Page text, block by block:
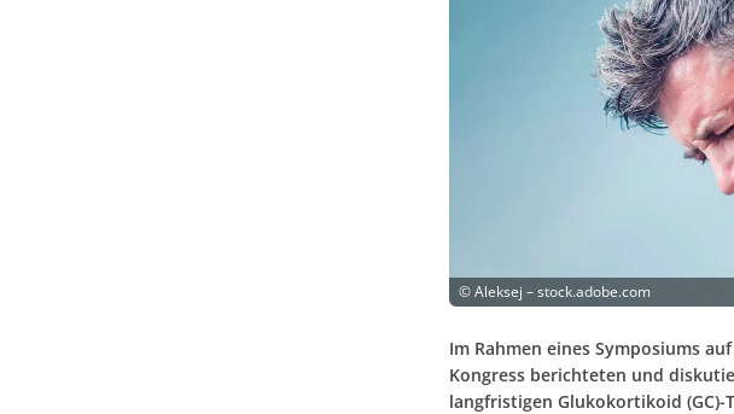
©Aleksej – stock.adobe.com
Im Rahmen eines Symposiums
Kongress berichteten und
langfristigen Glukokortikoid (GC)-